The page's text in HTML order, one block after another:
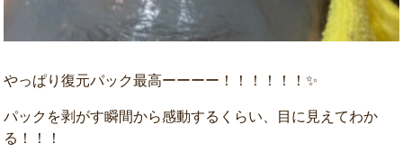
やっぱり復元パック最高ーーーー！！！！！！✨
パックを剥がす瞬間から感動するくらい、目に見えてわか
る！！！